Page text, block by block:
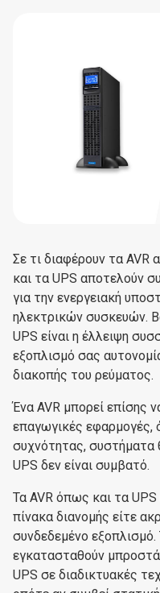
Σε τι διαφέρουν τα AVR
και τα UPS αποτελούν
για την ενεργειακή
ηλεκτρικών συσκευών.
UPS είναι η έλλειψη
εξοπλισμό σας
διακοπής του ρεύματος.
Ένα AVR μπορεί επίσης
επαγωγικές εφαρμογές,
συχνότητας, συστήματα
UPS δεν είναι συμβατό.
Τα AVR όπως και τα UPS
πίνακα διανομής είτε
συνδεδεμένο
εγκατασταθούν
UPS σε διαδικτυακές